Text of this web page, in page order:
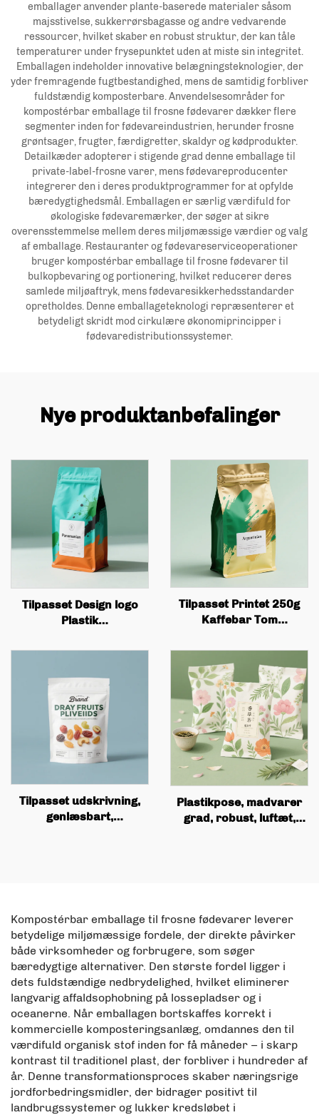
emballager anvender plante-baserede materialer såsom
majsstivelse, sukkerrørsbagasse og andre vedvarende
ressourcer, hvilket skaber en robust struktur, der kan tåle
temperaturer under frysepunktet uden at miste sin integritet.
Emballagen indeholder innovative belægningsteknologier, der
yder fremragende fugtbestandighed, mens de samtidig forbliver
fuldstændig komposterbare. Anvendelsesområder for
kompostérbar emballage til frosne fødevarer dækker flere
segmenter inden for fødevareindustrien, herunder frosne
grøntsager, frugter, færdigretter, skaldyr og kødprodukter.
Detailkæder adopterer i stigende grad denne emballage til
private-label-frosne varer, mens fødevareproducenter
integrerer den i deres produktprogrammer for at opfylde
bæredygtighedsmål. Emballagen er særlig værdifuld for
økologiske fødevaremærker, der søger at sikre
overensstemmelse mellem deres miljømæssige værdier og valg
af emballage. Restauranter og fødevareserviceoperationer
bruger kompostérbar emballage til frosne fødevarer til
bulkopbevaring og portionering, hvilket reducerer deres
samlede miljøaftryk, mens fødevaresikkerhedsstandarder
opretholdes. Denne emballageteknologi repræsenterer et
betydeligt skridt mod cirkulære økonomiprincipper i
fødevaredistributionssystemer.
Nye produktanbefalinger
Tilpasset Design logo
Plastik
Bundet
med Ventillåg
Tilpasset Printet 250g
Kaffebar Tom
Pakkingspose Flad Boks
Bunden Kaffepose med
Ventil og Lås
Tilpasset udskrivning,
genlæsbart,
Plastikpose, madvarer
grad, robust, luftæt,
Kompostérbar emballage til frosne fødevarer leverer
betydelige miljømæssige fordele, der direkte påvirker
både virksomheder og forbrugere, som søger
bæredygtige alternativer. Den største fordel ligger i
dets fuldstændige nedbrydelighed, hvilket eliminerer
langvarig affaldsophobning på lossepladser og i
oceanerne. Når emballagen bortskaffes korrekt i
kommercielle komposteringsanlæg, omdannes den til
værdifuld organisk stof inden for få måneder – i skarp
kontrast til traditionel plast, der forbliver i hundreder af
år. Denne transformationsproces skaber næringsrige
jordforbedringsmidler, der bidrager positivt til
landbrugssystemer og lukker kredsløbet i